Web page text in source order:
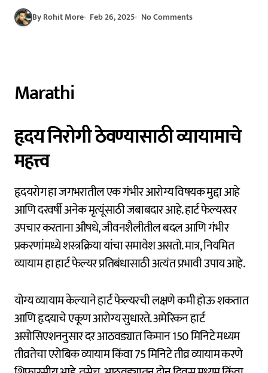
By Rohit More Feb 26, 2025 No Comments
Marathi
हृदय निरोगी ठेवण्यासाठी व्यायामाचे
महत्त्व
हृदयरोग हा जगभरातील एक गंभीर आरोग्य विषयक मुद्दा आहे
आणि दरवर्षी अनेक मृत्यूंसाठी जबाबदार आहे. हार्ट फेल्यरवर
उपचार करताना औषधे, जीवनशैलीतील बदल आणि गंभीर
प्रकरणांमध्ये शस्त्रक्रिया यांचा समावेश असतो. मात्र, नियमित
व्यायाम हा हार्ट फेल्यर प्रतिबंधासाठी अत्यंत प्रभावी उपाय आहे.
योग्य व्यायाम केल्याने हार्ट फेल्यरची लक्षणे कमी होऊ शकतात
आणि हृदयाचे एकूण आरोग्य सुधारते. अमेरिकन हार्ट
असोसिएशननुसार दर आठवड्यात किमान 150 मिनिटे मध्यम
तीव्रतेचा एरोबिक व्यायाम किंवा 75 मिनिटे तीव्र व्यायाम करणे